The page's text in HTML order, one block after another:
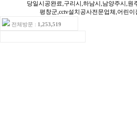
전체방문 : 1,253,519